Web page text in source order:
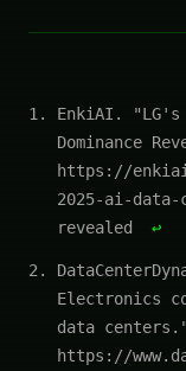
EnkiAI. "LG's
Dominance
https://
2025-ai-data-
revealed
↩
Electronics
data centers."
https://